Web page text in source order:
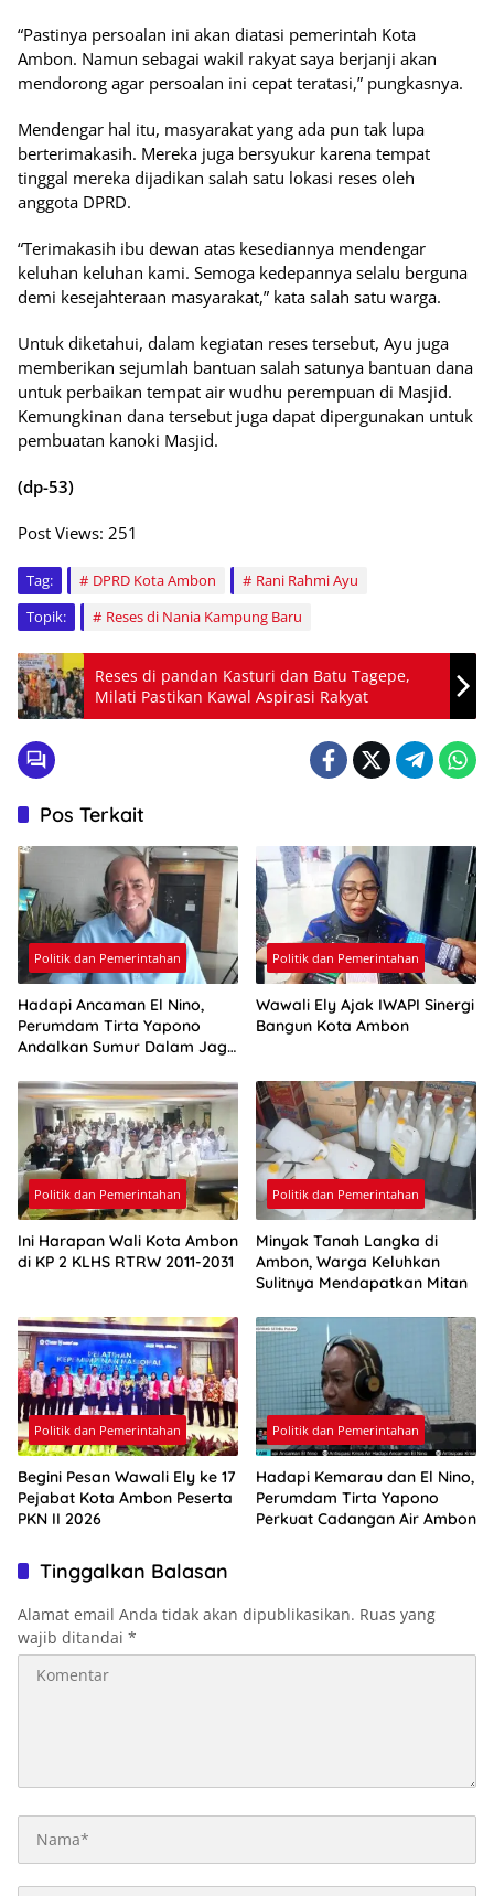
“Pastinya persoalan ini akan diatasi pemerintah Kota
Ambon. Namun sebagai wakil rakyat saya berjanji akan
mendorong agar persoalan ini cepat teratasi,” pungkasnya.
Mendengar hal itu, masyarakat yang ada pun tak lupa
berterimakasih. Mereka juga bersyukur karena tempat
tinggal mereka dijadikan salah satu lokasi reses oleh
anggota DPRD.
“Terimakasih ibu dewan atas kesediannya mendengar
keluhan keluhan kami. Semoga kedepannya selalu berguna
demi kesejahteraan masyarakat,” kata salah satu warga.
Untuk diketahui, dalam kegiatan reses tersebut, Ayu juga
memberikan sejumlah bantuan salah satunya bantuan dana
untuk perbaikan tempat air wudhu perempuan di Masjid.
Kemungkinan dana tersebut juga dapat dipergunakan untuk
pembuatan kanoki Masjid.
(dp-53)
Post Views: 251
Tag: DPRD Kota Ambon
Rani Rahmi Ayu
Topik:
Reses di Nania Kampung Baru
Reses di pandan Kasturi dan Batu Tagepe,
Milati Pastikan Kawal Aspirasi Rakyat
Pos Terkait
Politik dan Pemerintahan
Hadapi Ancaman El Nino,
Perumdam Tirta Yapono
Andalkan Sumur Dalam Jaga
Politik dan Pemerintahan
Wawali Ely Ajak IWAPI Sinergi
Bangun Kota Ambon
Politik dan Pemerintahan
Ini Harapan Wali Kota Ambon
di KP 2 KLHS RTRW 2011-2031
Politik dan Pemerintahan
Minyak Tanah Langka di
Ambon, Warga Keluhkan
Sulitnya Mendapatkan Mitan
Politik dan Pemerintahan
Begini Pesan Wawali Ely ke 17
Pejabat Kota Ambon Peserta
PKN II 2026
Politik dan Pemerintahan
Hadapi Kemarau dan El Nino,
Perumdam Tirta Yapono
Perkuat Cadangan Air Ambon
Tinggalkan Balasan
Alamat email Anda tidak akan dipublikasikan. Ruas yang
wajib ditandai *